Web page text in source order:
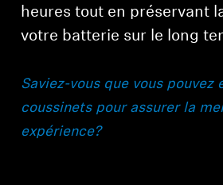
heures tout en préservant
votre batterie sur le long
Saviez-vous que vous pouvez
coussinets pour assurer la
expérience?